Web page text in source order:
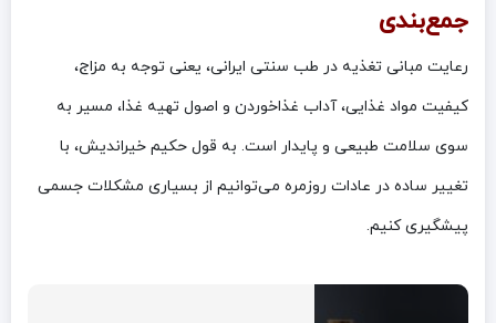
جمع‌بندی
رعایت مبانی تغذیه در طب سنتی ایرانی، یعنی توجه به مزاج،
کیفیت مواد غذایی، آداب غذاخوردن و اصول تهیه غذا، مسیر به
سوی سلامت طبیعی و پایدار است. به قول حکیم خیراندیش، با
تغییر ساده در عادات روزمره می‌توانیم از بسیاری مشکلات جسمی
پیشگیری کنیم.